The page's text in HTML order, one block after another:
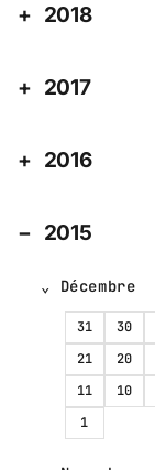
2018
2017
2016
2015
Décembre
31 30
21
20
11
10
1